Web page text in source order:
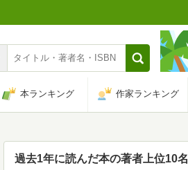
本ランキング 作家ランキング
過去1年に読んだ本の著者上位10名